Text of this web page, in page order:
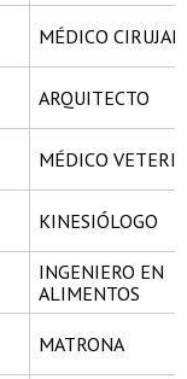
MÉDICO
ARQUITECTO
MÉDICO
KINESIÓLOGO
INGENIERO EN
ALIMENTOS
MATRONA